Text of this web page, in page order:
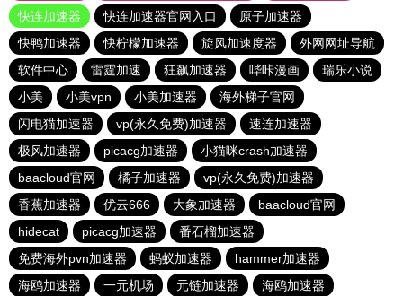
快连加速器
快连加速器官网入口
原子加速器
快鸭加速器
快柠檬加速器 旋风加速度器
外网网址导航
软件中心
雷霆加速 狂飙加速器 哔咔漫画
瑞乐小说
小美
小美vpn 小美加速器
海外梯子官网
闪电猫加速器
vp(永久免费)加速器
速连加速器
极风加速器
picacg加速器
小猫咪crash加速器
baacloud官网
橘子加速器
vp(永久免费)加速器
香蕉加速器
优云666 大象加速器
baacloud官网
hidecat
picacg加速器
番石榴加速器
免费海外pvn加速器
蚂蚁加速器
hammer加速器
海鸥加速器
一元机场 元链加速器 海鸥加速器